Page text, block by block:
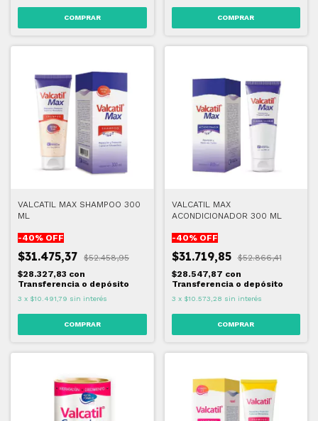
VALCATIL MAX SHAMPOO 300
ML
-40% OFF
$31.475,37
$52.458,95
$28.327,83 con
Transferencia o depósito
3 x $10.491,79 sin interés
VALCATIL MAX
ACONDICIONADOR 300 ML
-40% OFF
$31.719,85
$52.866,41
$28.547,87 con
Transferencia o depósito
3 x $10.573,28 sin interés